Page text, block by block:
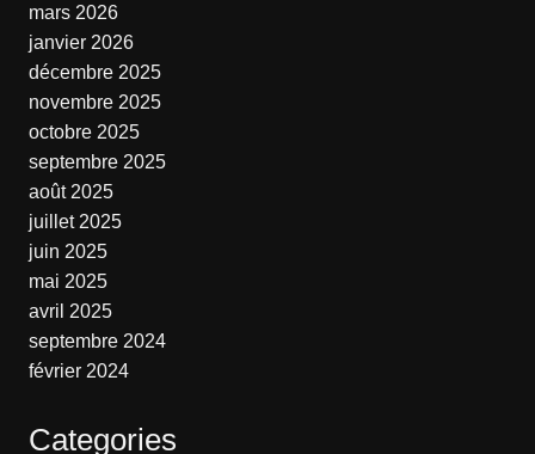
mars 2026
janvier 2026
décembre 2025
novembre 2025
octobre 2025
septembre 2025
août 2025
juillet 2025
juin 2025
mai 2025
avril 2025
septembre 2024
février 2024
Categories